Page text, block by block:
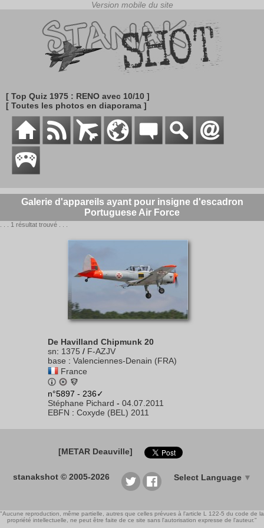
[ Top Quiz 1975 : RENO avec 10/10 ]
[ Toutes les photos en diaporama ]
Galerie d'appareils ayant pour insigne d'escadron
Portuguese Air Force
. . . 1 résultat trouvé . . .
De Havilland Chipmunk 20
sn: 1375 / F-AZJV
base : Valenciennes-Denain (FRA)
France
n°5897 - 236✓
Stéphane Pichard - 04.07.2011
EBFN : Coxyde (BEL) 2011
[METAR Deauville]
stanakshot © 2005-2026 Select Language ▼
"Aucune reproduction, même partielle, autres que celles prévues à l'article L 122-5 du code de la
propriété intellectuelle, ne peut être faite de ce site sans l'autorisation expresse de l'auteur."